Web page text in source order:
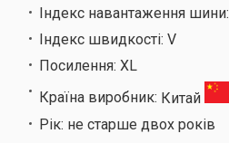
Індекс навантаження шини:
Індекс швидкості: V
Посилення: XL
Країна виробник: Китай
Рік: не старше двох років